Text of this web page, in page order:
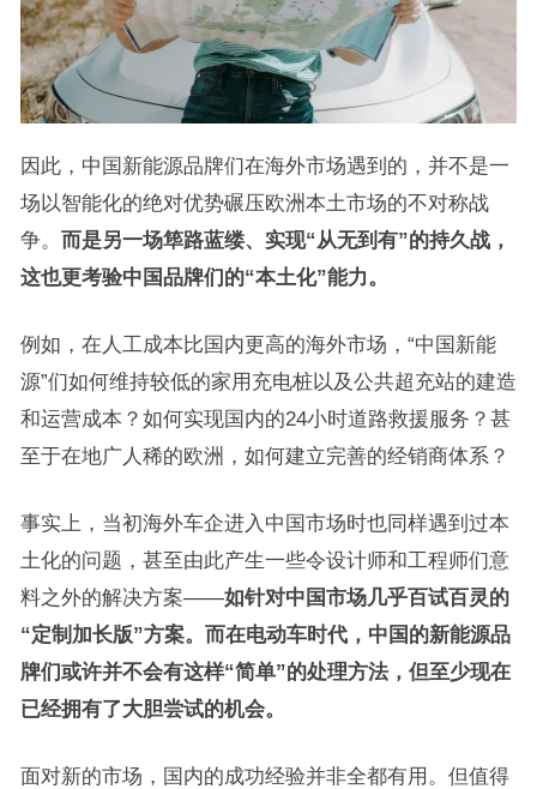
因此，中国新能源品牌们在海外市场遇到的，并不是一
场以智能化的绝对优势碾压欧洲本土市场的不对称战
争。 而是另一场筚路蓝缕、实现“从无到有”的持久战，
这也更考验中国品牌们的“本土化”能力。
例如，在人工成本比国内更高的海外市场，“中国新能
源”们如何维持较低的家用充电桩以及公共超充站的建造
和运营成本？如何实现国内的24小时道路救援服务？甚
至于在地广人稀的欧洲，如何建立完善的经销商体系？
事实上，当初海外车企进入中国市场时也同样遇到过本
土化的问题，甚至由此产生一些令设计师和工程师们意
料之外的解决方案——如针对中国市场几乎百试百灵的
“定制加长版”方案。而在电动车时代，中国的新能源品
牌们或许并不会有这样“简单”的处理方法，但至少现在
已经拥有了大胆尝试的机会。
面对新的市场，国内的成功经验并非全都有用。但值得